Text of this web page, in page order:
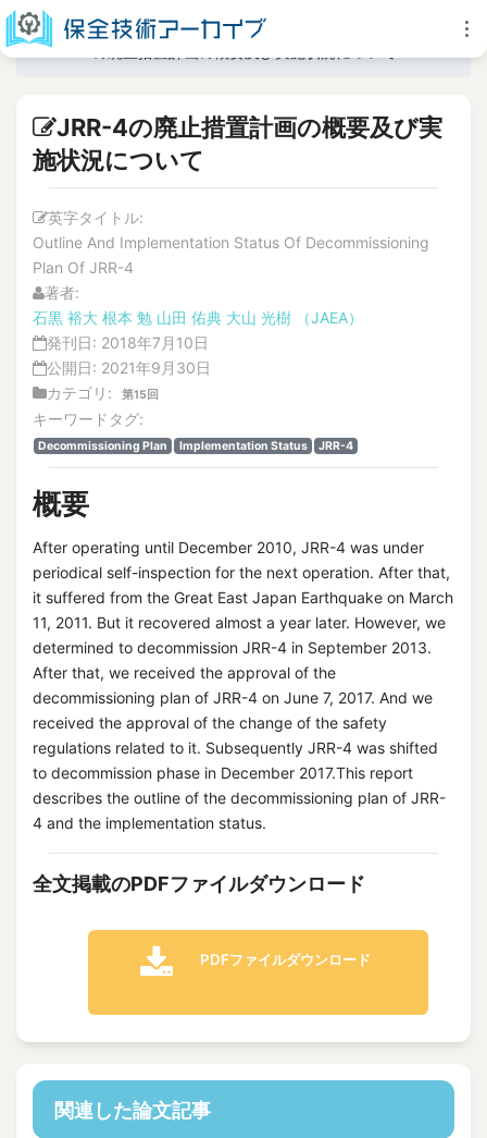
JRR-4の廃止措置計画の概要及び実施状況について
JRR-4の廃止措置計画の概要及び実
施状況について
英字タイトル:
Outline And Implementation Status Of Decommissioning
Plan Of JRR-4
著者:
石黒 裕大 根本 勉 山田 佑典 大山 光樹
（JAEA）
発刊日: 2018年7月10日
公開日: 2021年9月30日
カテゴリ:
第15回
キーワードタグ:
Decommissioning Plan Implementation Status JRR-4
概要
After operating until December 2010, JRR-4 was under
periodical self-inspection for the next operation. After that,
it suffered from the Great East Japan Earthquake on March
11, 2011. But it recovered almost a year later. However, we
determined to decommission JRR-4 in September 2013.
After that, we received the approval of the
decommissioning plan of JRR-4 on June 7, 2017. And we
received the approval of the change of the safety
regulations related to it. Subsequently JRR-4 was shifted
to decommission phase in December 2017.This report
describes the outline of the decommissioning plan of JRR-
4 and the implementation status.
全文掲載のPDFファイルダウンロード
PDFファイルダウンロード
関連した論文記事